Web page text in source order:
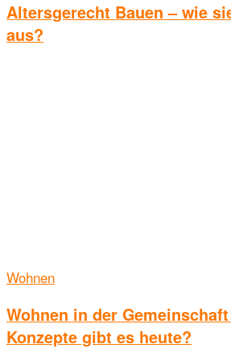
Altersgerecht Bauen – wie
aus?
Wohnen
Wohnen in der
Konzepte gibt es heute?